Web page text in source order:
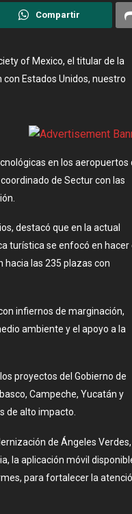
Compartir
of Mexico, el titular de la
Estados Unidos, nuestro
en los aeropuertos
de Sectur con las
destacó que en la actual
turística se enfocó en hacer
las 235 plazas con
infiernos de marginación,
ambiente y el apoyo a la
proyectos del Gobierno de
Campeche, Yucatán y
de alto impacto.
de Ángeles Verdes,
la aplicación móvil
para fortalecer la